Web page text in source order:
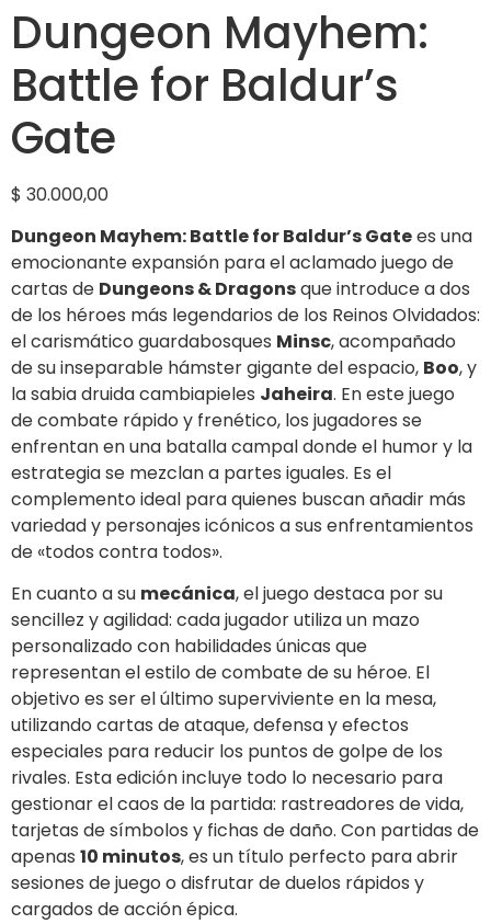
Dungeon Mayhem:
Battle for Baldur’s
Gate
$ 30.000,00
Dungeon Mayhem: Battle for Baldur’s Gatees una
emocionante expansión para el aclamado juego de
cartas de Dungeons & Dragonsque introduce a dos
de los héroes más legendarios de los Reinos Olvidados:
el carismático guardabosques Minsc, acompañado
de su inseparable hámster gigante del espacio, Boo, y
la sabia druida cambiapieles Jaheira. En este juego
de combate rápido y frenético, los jugadores se
enfrentan en una batalla campal donde el humor y la
estrategia se mezclan a partes iguales. Es el
complemento ideal para quienes buscan añadir más
variedad y personajes icónicos a sus enfrentamientos
de «todos contra todos».
En cuanto a su mecánica, el juego destaca por su
sencillez y agilidad: cada jugador utiliza un mazo
personalizado con habilidades únicas que
representan el estilo de combate de su héroe. El
objetivo es ser el último superviviente en la mesa,
utilizando cartas de ataque, defensa y efectos
especiales para reducir los puntos de golpe de los
rivales. Esta edición incluye todo lo necesario para
gestionar el caos de la partida: rastreadores de vida,
tarjetas de símbolos y fichas de daño. Con partidas de
apenas 10 minutos, es un título perfecto para abrir
sesiones de juego o disfrutar de duelos rápidos y
cargados de acción épica.